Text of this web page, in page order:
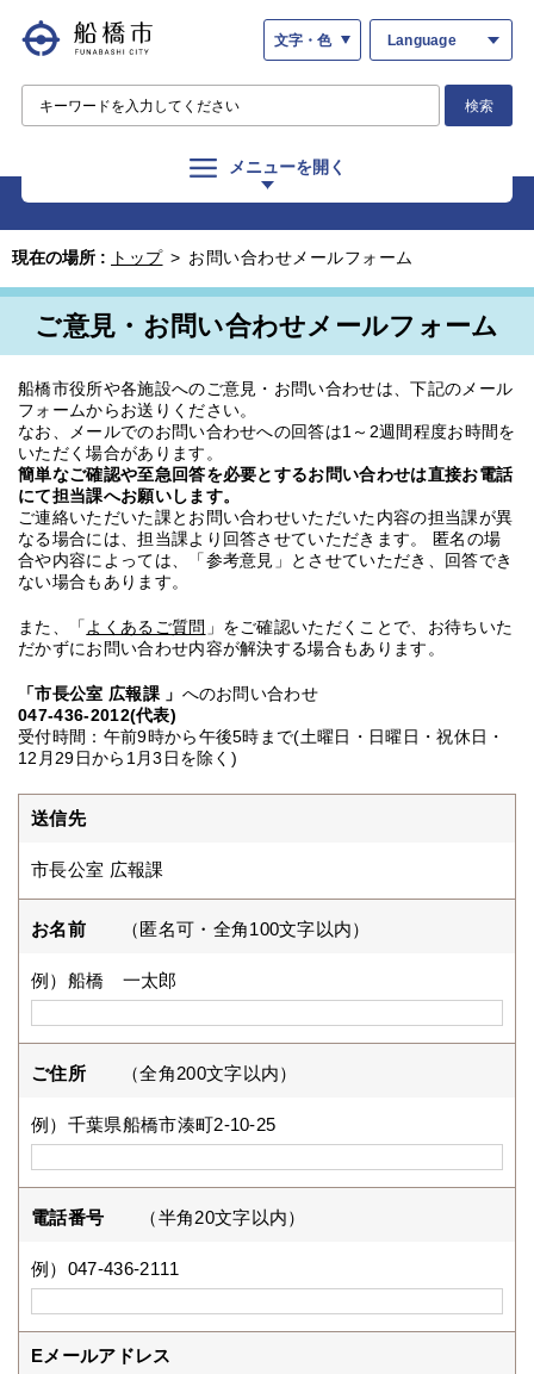
文字・色 Language
検索
メニューを開く
現在の場所 : トップ > お問い合わせメールフォーム
ご意見・お問い合わせメールフォーム
船橋市役所や各施設へのご意見・お問い合わせは、下記のメール
フォームからお送りください。
なお、メールでのお問い合わせへの回答は1～2週間程度お時間を
いただく場合があります。
簡単なご確認や至急回答を必要とするお問い合わせは直接お電話
にて担当課へお願いします。
ご連絡いただいた課とお問い合わせいただいた内容の担当課が異
なる場合には、担当課より回答させていただきます。 匿名の場
合や内容によっては、「参考意見」とさせていただき、回答でき
ない場合もあります。
また、「 よくあるご質問 」をご確認いただくことで、お待ちいた
だかずにお問い合わせ内容が解決する場合もあります。
「市長公室 広報課 」 へのお問い合わせ
047-436-2012(代表)
受付時間：午前9時から午後5時まで(土曜日・日曜日・祝休日・
12月29日から1月3日を除く)
送信先
市長公室 広報課
お名前 （匿名可・全角100文字以内）
例）船橋 一太郎
ご住所 （全角200文字以内）
例）千葉県船橋市湊町2-10-25
電話番号 （半角20文字以内）
例）047-436-2111
Eメールアドレス